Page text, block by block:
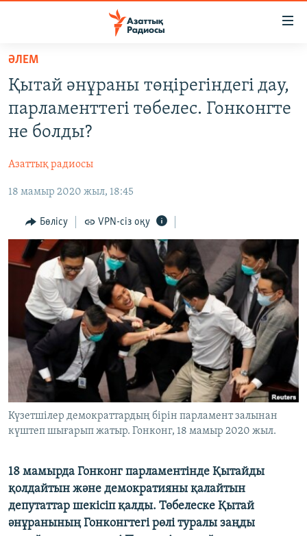
Skip
main
content
to
main
Navigation
Skip
Search
САЯСАТ
AZATTYQTV
АДАМ ҚҰҚЫҚТАРЫ
ӘЛЕУМЕТ
ӘЛЕМ
АРНАЙЫ ЖОБАЛАР
Русский
ЖАЗЫЛЫҢЫЗ
Басқа тілдерде
ӘЛЕМ
Қытай әнұраны төңірегіндегі дау,
парламенттегі төбелес. Гонконгте
не болды?
Азаттық радиосы
18 мамыр 2020 жыл, 18:45
Бөлісу VPN-сіз оқу
Күзетшілер демократтардың бірін парламент залынан
күштеп шығарып жатыр. Гонконг, 18 мамыр 2020 жыл.
18 мамырда Гонконг парламентінде Қытайды
қолдайтын және демократияны қалайтын
депутаттар шекісіп қалды. Төбелеске Қытай
әнұранының Гонконгтегі рөлі туралы заңды